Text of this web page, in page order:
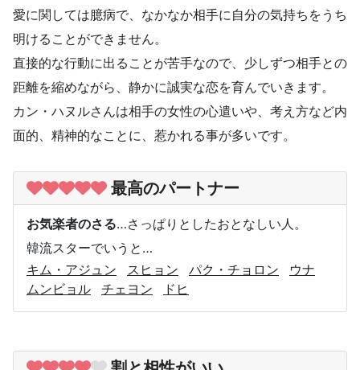
愛に関しては臆病で、なかなか相手に自分の気持ちをうち
明けることができません。
直接的な行動に出ることが苦手なので、少しずつ相手との
距離を縮めながら、静かに誠実な恋を育んでいきます。
カン・ハヌルさんは相手の女性の心遣いや、考え方など内
面的、精神的なことに、惹かれる事が多いです。
最高のパートナー
お気楽者のさる…さっぱりとしたおとなしい人。
韓流スターでいうと…
キム・アジュン
スヒョン パク・チョロン
ウナ
ムンビョル
チェヨン ドヒ